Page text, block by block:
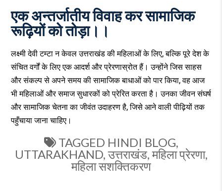
एक अन्तर्जातीय विवाह कर सामाजिक
रूढ़ियों को तोड़ा।।
लक्ष्मी देवी टम्टा न केवल उत्तराखंड की महिलाओं के लिए, बल्कि पूरे देश के
संचित वर्गों के लिए एक आदर्श और प्रेरणास्रोत हैं। उन्होंने जिस साहस
और संकल्प से अपने समय की सामाजिक बाधाओं को पार किया, वह आज
भी महिलाओं और समाज सुधारकों को प्रेरित करता है। उनका जीवन संघर्ष
और सामाजिक चेतना का जीवंत उदाहरण है, जिसे आने वाली पीढ़ियों तक
पहुँचाया जाना चाहिए।
TAGGED HINDI BLOG,
UTTARAKHAND,उत्तराखंड,महिला प्रेरणा,
महिला सशक्तिकरण